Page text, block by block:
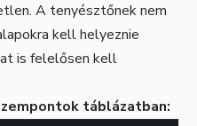
A tenyésztőnek nem
kell helyeznie
is felelősen kell
táblázatban: